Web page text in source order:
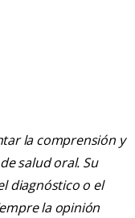
la comprensión y
salud oral. Su
diagnóstico o el
la opinión